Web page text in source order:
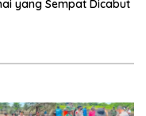
yang Sempat Dicabut